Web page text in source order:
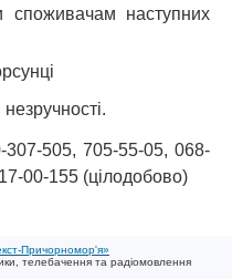
споживачам наступних
505, 705-55-05, 068-
00-155 (цілодобово)
Причорномор'я»
телебачення та радіомовлення